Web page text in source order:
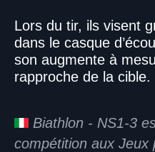
Lors du tir, ils visent
dans le casque
son augmente à
rapproche de la cible.
Biathlon - NS1-3
compétition aux Jeux